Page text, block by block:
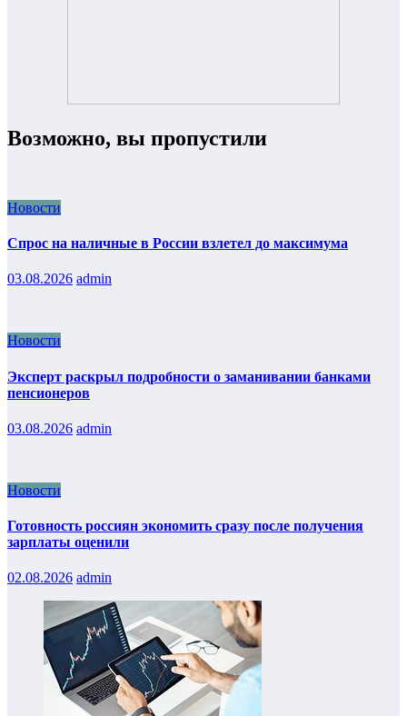
Возможно, вы пропустили
Новости
Спрос на наличные в России взлетел до максимума
03.08.2026 admin
Новости
Эксперт раскрыл подробности о заманивании банками
пенсионеров
03.08.2026 admin
Новости
Готовность россиян экономить сразу после получения
зарплаты оценили
02.08.2026 admin